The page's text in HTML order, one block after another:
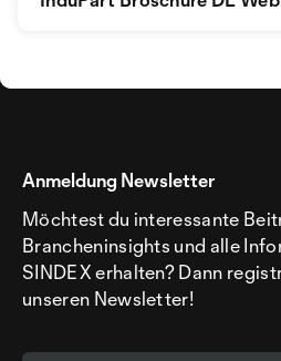
Anmeldung Newsletter
Möchtest du interessante
Brancheninsights und alle
SINDEX erhalten? Dann
unseren Newsletter!